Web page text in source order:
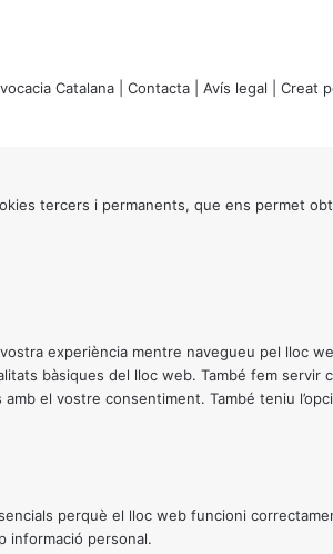
Catalana | Contacta Avís legal | Creat
tercers i permanents, que ens permet
experiència mentre navegueu pel lloc
bàsiques del lloc web. També fem
amb el vostre consentiment. També teniu
perquè el lloc web funcioni
informació personal.